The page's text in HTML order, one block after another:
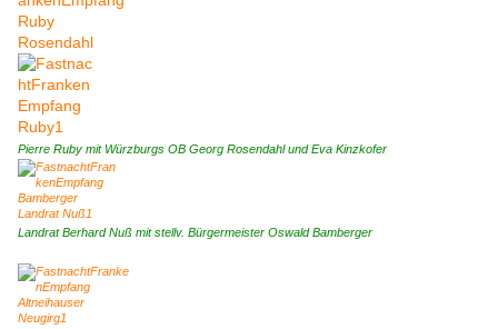
Pierre Ruby mit Würzburgs OB Georg Rosendahl und Eva Kinzkofer
Landrat Berhard Nuß mit stellv. Bürgermeister Oswald Bamberger